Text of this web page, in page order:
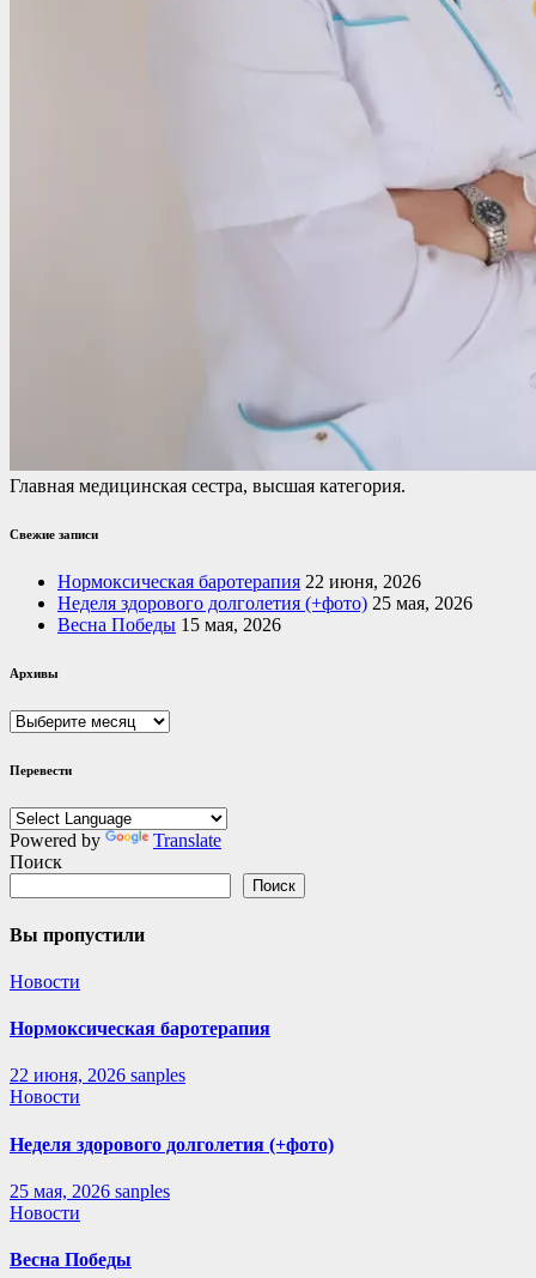
Главная медицинская сестра, высшая категория.
Свежие записи
Нормоксическая баротерапия 22 июня, 2026
Неделя здорового долголетия (+фото) 25 мая, 2026
Весна Победы 15 мая, 2026
Архивы
Архивы
Перевести
Powered by
Translate
Поиск
Поиск
Вы пропустили
Новости
Нормоксическая баротерапия
22 июня, 2026 sanples
Новости
Неделя здорового долголетия (+фото)
25 мая, 2026 sanples
Новости
Весна Победы